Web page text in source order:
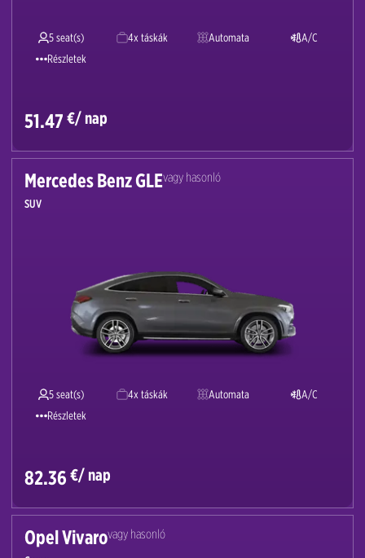
5 seat(s) 4x táskák Automata
A/C
Részletek
51.47 €/ nap
Mercedes Benz GLEvagy hasonló
SUV
5 seat(s) 4x táskák Automata
A/C
Részletek
82.36 €/ nap
Opel Vivarovagy hasonló